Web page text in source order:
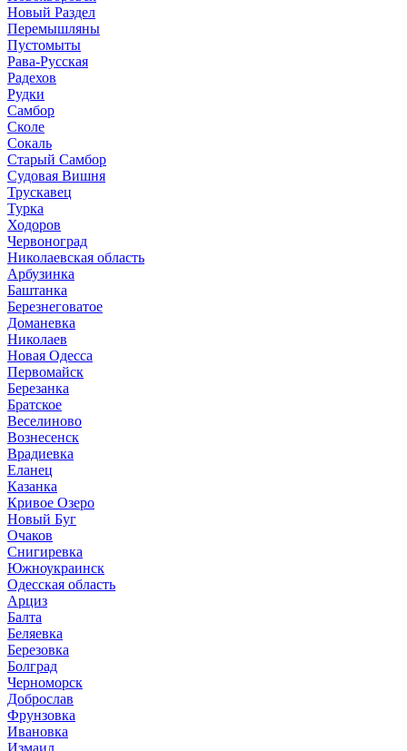
Новый Раздел
Перемышляны
Пустомыты
Рава-Русская
Радехов
Рудки
Самбор
Сколе
Сокаль
Старый Самбор
Судовая Вишня
Трускавец
Турка
Ходоров
Червоноград
Николаевская область
Арбузинка
Баштанка
Березнеговатое
Доманевка
Николаев
Новая Одесса
Первомайск
Березанка
Братское
Веселиново
Вознесенск
Врадиевка
Еланец
Казанка
Кривое Озеро
Новый Буг
Очаков
Снигиревка
Южноукраинск
Одесская область
Арциз
Балта
Беляевка
Березовка
Болград
Черноморск
Доброслав
Фрунзовка
Ивановка
Измаил